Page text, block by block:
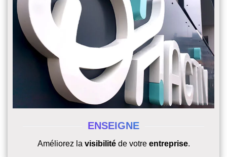
ENSEIGNE
Améliorez la visibilitéde votre entreprise.